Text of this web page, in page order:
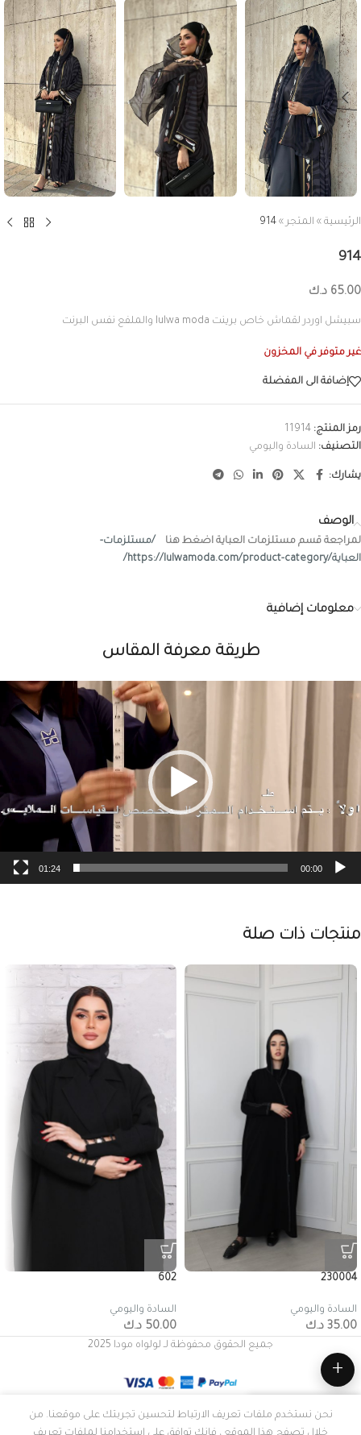
الرئيسية » المتجر »
914
914
65.00 د.ك
سبيشل اوردر لقماش خاص برينت lulwa moda والملفع نفس البرنت
غير متوفر في المخزون
إضافة الى المفضلة
رمز المنتج: 11914
التصنيف: السادة واليومي
يشارك:
الوصف
لمراجعة قسم مستلزمات العباية اضغط هنا
/مستلزمات-
العباية/https://lulwamoda.com/product-category/
معلومات إضافية
طريقة معرفة المقاس
00:00
01:24
منتجات ذات صلة
230004
السادة واليومي
35.00 د.ك
602
السادة واليومي
50.00 د.ك
جميع الحقوق محفوظة لـ لولواه مودا 2025
المفضلةسلة التسوقحسابيالرئيسية
نحن نستخدم ملفات تعريف الارتباط لتحسين تجربتك على موقعنا. من
+